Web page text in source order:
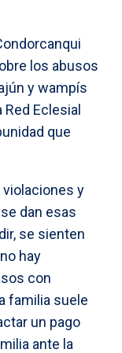
los abusos
y wampís
Red Eclesial
que
y
dan esas
se sienten
hay
con
familia suele
un pago
ante la